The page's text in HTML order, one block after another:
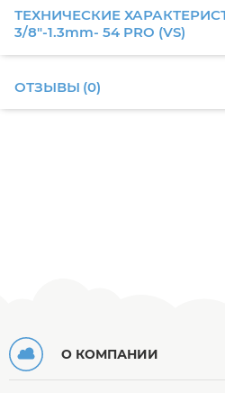
ТЕХНИЧЕСКИЕ
3/8"-1.3mm- 54 PRO (VS)
ОТЗЫВЫ (0)
О КОМПАНИИ